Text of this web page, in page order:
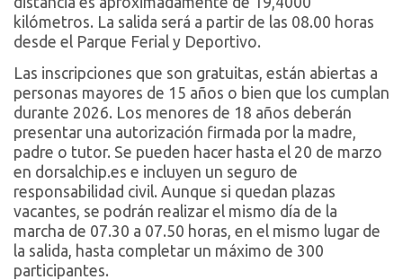
kilómetros. La salida será a partir de las 08.00 horas
desde el Parque Ferial y Deportivo.
Las inscripciones que son gratuitas, están abiertas a
personas mayores de 15 años o bien que los cumplan
durante 2026. Los menores de 18 años deberán
presentar una autorización firmada por la madre,
padre o tutor. Se pueden hacer hasta el 20 de marzo
en dorsalchip.es e incluyen un seguro de
responsabilidad civil. Aunque si quedan plazas
vacantes, se podrán realizar el mismo día de la
marcha de 07.30 a 07.50 horas, en el mismo lugar de
la salida, hasta completar un máximo de 300
participantes.